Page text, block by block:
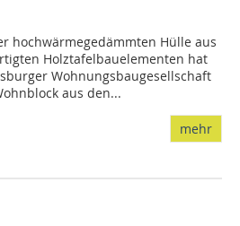
hochwärmegedämmten Hülle aus
Holztafelbauelementen hat
Wohnungsbaugesellschaft
aus den...
mehr